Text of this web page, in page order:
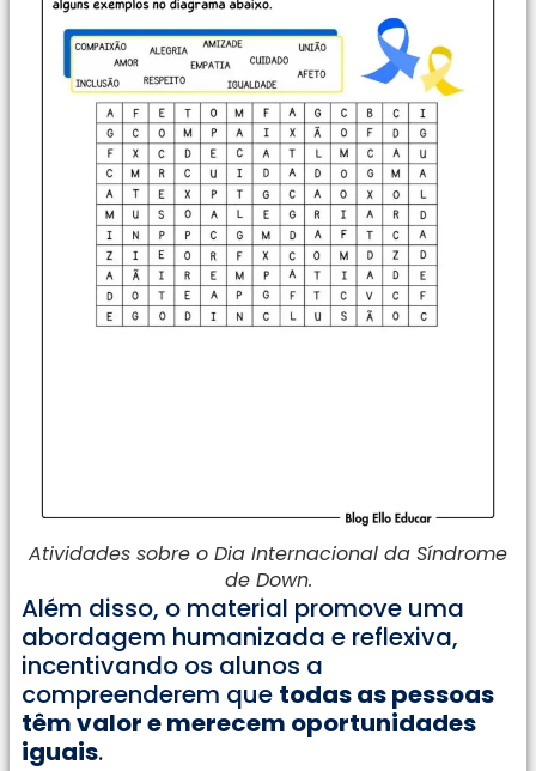
Atividades sobre o Dia Internacional da Síndrome
de Down.
Além disso, o material promove uma
abordagem humanizada e reflexiva,
incentivando os alunos a
compreenderem que todas as pessoas
têm valor e merecem oportunidades
iguais.